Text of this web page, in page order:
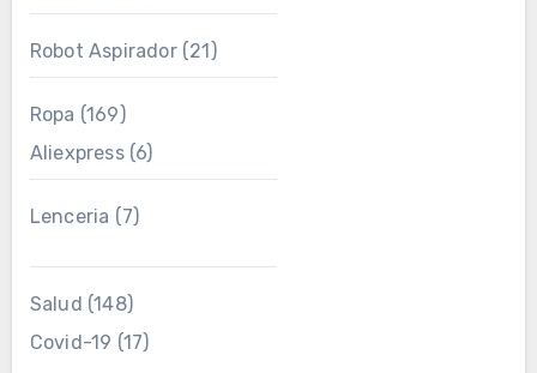
Robot Aspirador(21)
Ropa (169)
Aliexpress(6)
Lenceria (7)
Salud (148)
Covid-19 (17)